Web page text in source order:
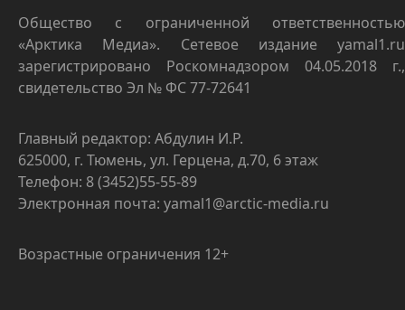
Общество с ограниченной ответственностью
«Арктика Медиа». Сетевое издание yamal1.ru
зарегистрировано Роскомнадзором 04.05.2018 г.,
свидетельство Эл № ФС 77-72641
Главный редактор: Абдулин И.Р.
625000, г. Тюмень, ул. Герцена, д.70, 6 этаж
Телефон: 8 (3452)55-55-89
Электронная почта: yamal1@arctic-media.ru
Возрастные ограничения 12+